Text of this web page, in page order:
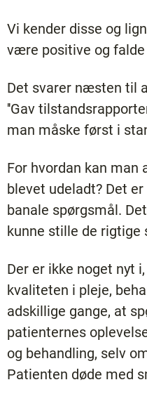
Vi kender disse og
være positive og falde
Det svarer næsten til
''Gav
man måske først i
For hvordan kan
blevet udeladt? Det
banale spørgsmål.
kunne stille de rigtige
Der er ikke noget nyt
kvaliteten i pleje,
adskillige gange, at
patienternes
og behandling, selv
Patienten døde med